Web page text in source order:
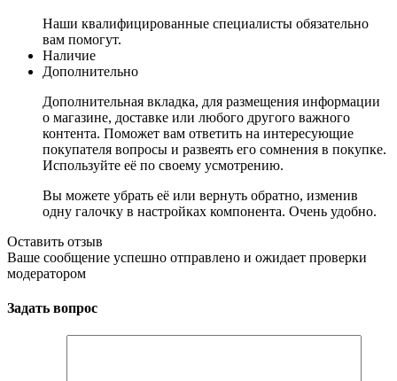
Наши квалифицированные специалисты обязательно
вам помогут.
Наличие
Дополнительно
Дополнительная вкладка, для размещения информации
о магазине, доставке или любого другого важного
контента. Поможет вам ответить на интересующие
покупателя вопросы и развеять его сомнения в покупке.
Используйте её по своему усмотрению.
Вы можете убрать её или вернуть обратно, изменив
одну галочку в настройках компонента. Очень удобно.
Оставить отзыв
Ваше сообщение успешно отправлено и ожидает проверки
модератором
Задать вопрос